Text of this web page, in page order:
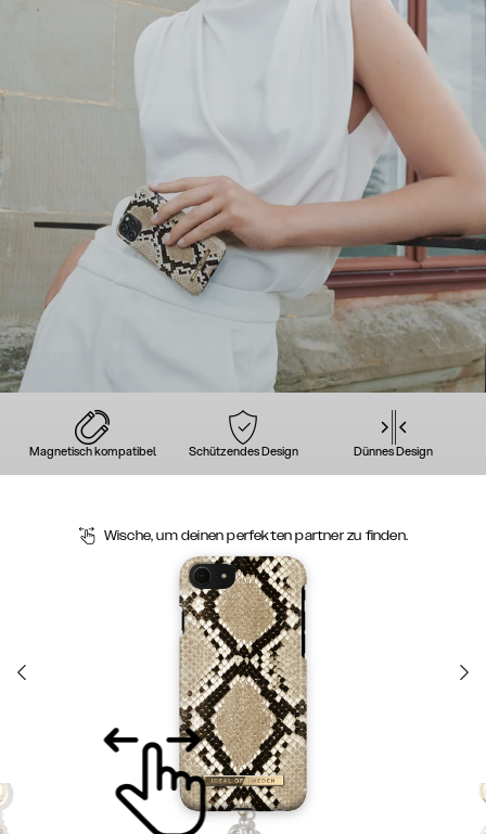
Magnetisch kompatibel Schützendes Design Dünnes Design
Wische, um deinen perfekten partner zu finden.